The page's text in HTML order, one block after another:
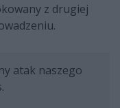
z drugiej
atak naszego